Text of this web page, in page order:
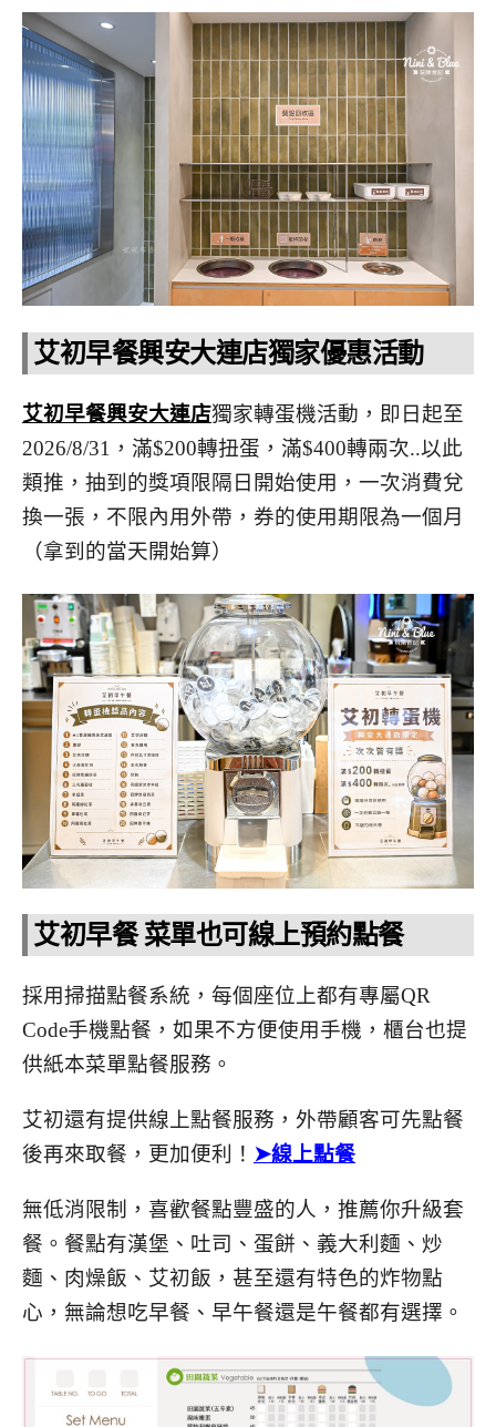
艾初早餐興安大連店獨家優惠活動
艾初早餐興安大連店獨家轉蛋機活動，即日起至
2026/8/31，滿$200轉扭蛋，滿$400轉兩次..以此
類推，抽到的獎項限隔日開始使用，一次消費兌
換一張，不限內用外帶，券的使用期限為一個月
（拿到的當天開始算）
艾初早餐 菜單也可線上預約點餐
採用掃描點餐系統，每個座位上都有專屬QR
Code手機點餐，如果不方便使用手機，櫃台也提
供紙本菜單點餐服務。
艾初還有提供線上點餐服務，外帶顧客可先點餐
後再來取餐，更加便利！ ➤線上點餐
無低消限制，喜歡餐點豐盛的人，推薦你升級套
餐。餐點有漢堡、吐司、蛋餅、義大利麵、炒
麵、肉燥飯、艾初飯，甚至還有特色的炸物點
心，無論想吃早餐、早午餐還是午餐都有選擇。